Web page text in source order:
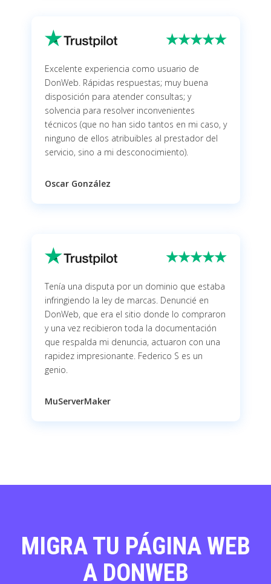
Excelente experiencia como usuario de
DonWeb. Rápidas respuestas; muy buena
disposición para atender consultas; y
solvencia para resolver inconvenientes
técnicos (que no han sido tantos en mi caso, y
ninguno de ellos atribuibles al prestador del
servicio, sino a mi desconocimiento).
Oscar González
Tenía una disputa por un dominio que estaba
infringiendo la ley de marcas. Denuncié en
DonWeb, que era el sitio donde lo compraron
y una vez recibieron toda la documentación
que respalda mi denuncia, actuaron con una
rapidez impresionante. Federico S es un
genio.
MuServerMaker
MIGRA TU PÁGINA WEB
A DONWEB